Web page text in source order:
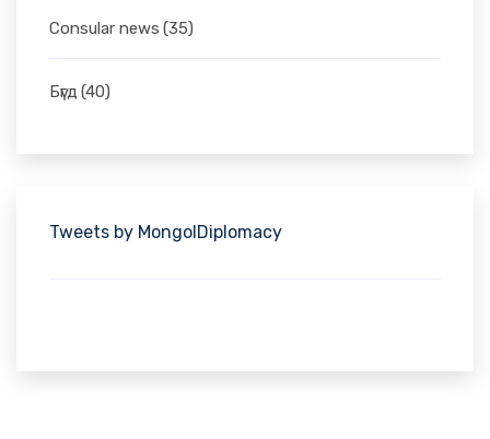
Consular news (35)
Бүгд (40)
Tweets by MongolDiplomacy